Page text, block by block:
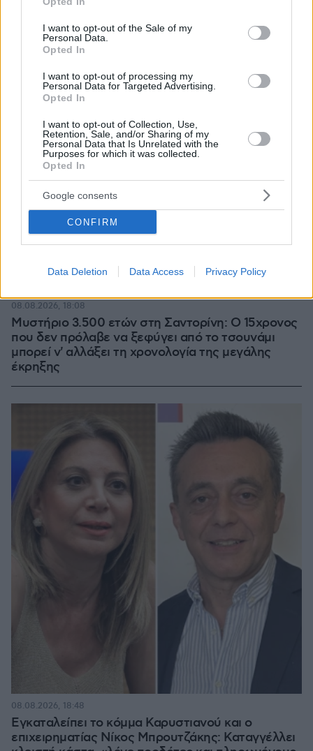
use your data for below specified purposes in below Google
consent section.
I want to opt-out of the Sale of my
Personal Data.
Opted In
I want to opt-out of processing my
Personal Data for Targeted Advertising.
Opted In
I want to opt-out of Collection, Use,
Retention, Sale, and/or Sharing of my
Personal Data that Is Unrelated with the
Purposes for which it was collected.
Opted In
Google consents
CONFIRM
Data Deletion Data Access Privacy Policy
Μυστήριο 3.500 ετών στη Σαντορίνη: Ο 15χρονος
που δεν πρόλαβε να ξεφύγει από το τσουνάμι
μπορεί ν' αλλάξει τη χρονολογία της μεγάλης
έκρηξης
08.08.2026, 18:08
Εγκαταλείπει το κόμμα Καρυστιανού και ο
επιχειρηματίας Νίκος Μπρουτζάκης: Καταγγέλλει
08.08.2026, 18:48